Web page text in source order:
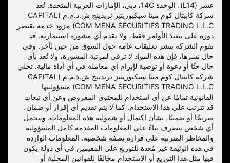
عشر (L14)، الوحدة 14C، دبي، الإمارات العربية المتحدة. تُعد
شركة كابيتال كوم مينا سيكيوريتيز تريدينج ش.ذ.م.م (CAPITAL
COM MENA SECURITIES TRADING L.L.C) مزود خدمة يقتصر
دوره على تنفيذ الأوامر فقط، ولا تقدم أي مشورة استثمارية. قد
تقوم الشركة بنشر تعليقات عامة حول السوق من حين لآخر. وفي
حال نشرها، فإن هذه المواد لا ترقى لمرتبة المشورة، ولا تُعد بأي
حال حثًا أو دعوة أو توصية لإبرام أي معاملة في أي أداة مالية. تخلي
شركة كابيتال كوم مينا سيكيوريتيز تريدينج ش.ذ.م.م (CAPITAL
COM MENA SECURITIES TRADING L.L.C) مسؤوليتها
القانونية تمامًا عن أي استخدام للمحتوى المعروض وعن أي تبعات
قد تترتب على هذا الاستخدام. كما لا يتم تقديم أي إقرار أو ضمان،
صريحًا أو ضمنيًا، بشأن اكتمال أو شمولية هذه المعلومات. ويتحمل
أي شخص يتصرف بناءً على المعلومات المقدمة كامل المسؤولية
والمخاطر المترتبة على قراره بصفة شخصية. المعلومات الواردة
في هذه الوثيقة غير مُعدة للتوزيع على المقيمين في أي دولة يكون
فيها مثل هذا التوزيع أو الاستخدام مخالفًا للقوانين المحلية أو